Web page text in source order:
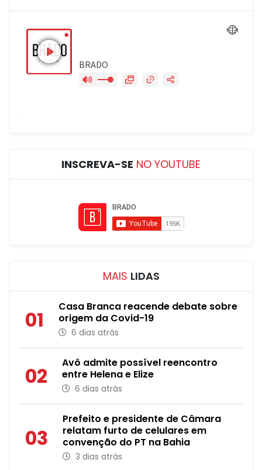
INSCREVA-SE NO YOUTUBE
MAIS LIDAS
01
Casa Branca reacende debate sobre
origem da Covid-19
6 dias atrás
02
Avô admite possível reencontro
entre Helena e Elize
6 dias atrás
03
Prefeito e presidente de Câmara
relatam furto de celulares em
convenção do PT na Bahia
3 dias atrás